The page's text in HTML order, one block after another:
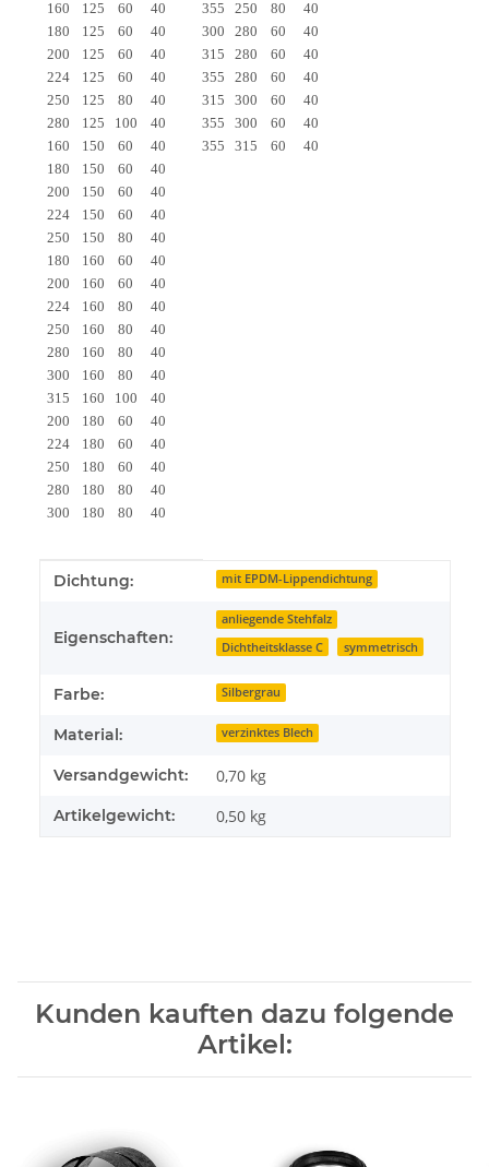
160 125 60 40 355 250 80
40
180
125 60 40 300 280 60
40
200
125 60 40 315 280 60
40
224
125 60 40 355 280 60
40
250
125 80 40 315 300 60
40
280
125 100 40 355 300 60
40
160
150 60 40 355 315 60
40
180
150 60
40
200
150 60
40
224
150 60
40
250
150 80
40
180
160 60
40
200
160 60
40
224
160 80
40
250
160 80
40
280
160 80
40
300
160 80
40
315
160 100
40
200
180 60
40
224
180 60
40
250
180 60
40
280
180 80
40
300
180 80 40
Produkteigenschaft
Wert
Dichtung: mit EPDM-Lippendichtung
Eigenschaften:
anliegende Stehfalz
Dichtheitsklasse C
symmetrisch
Farbe: Silbergrau
Material: verzinktes Blech
Versandgewicht: 0,70 kg
Artikelgewicht: 0,50 kg
Kunden kauften dazu folgende
Artikel: